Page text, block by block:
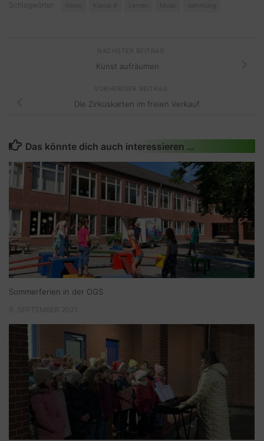
Schlagwörter: Klasse 4 sammlung
NÄCHSTER BEITRAG
Kunst aufräumen
VORHERIGER BEITRAG
Die Zirkuskarten im freien Verkauf
Das könnte dich auch interessieren …
Sommerferien in der OGS